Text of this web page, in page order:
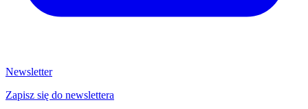
Newsletter
Zapisz się do newslettera